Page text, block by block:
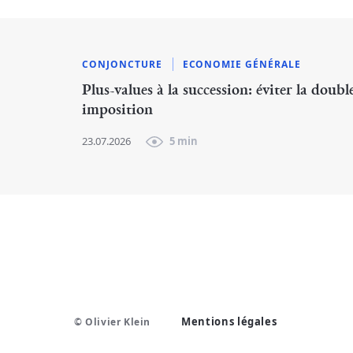
CONJONCTURE ECONOMIE GÉNÉRALE
Plus-values à la succession: éviter la
imposition
23.07.2026 5 min
© Olivier Klein Mentions légales